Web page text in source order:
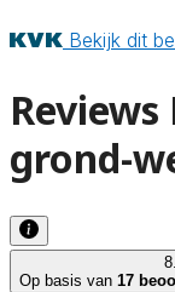
Bekijk dit
grond-
Op basis van 17